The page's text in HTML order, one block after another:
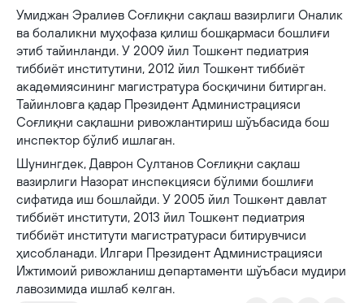
Умиджан Эралиев Соғлиқни сақлаш вазирлиги Оналик
ва болаликни муҳофаза қилиш бошқармаси бошлиғи
этиб тайинланди. У 2009 йил Тошкент педиатрия
тиббиёт институтини, 2012 йил Тошкент тиббиёт
академиясининг магистратура босқичини битирган.
Тайинловга қадар Президент Администрацияси
Соғлиқни сақлашни ривожлантириш шўъбасида бош
инспектор бўлиб ишлаган.
Шунингдек, Даврон Султанов Соғлиқни сақлаш
вазирлиги Назорат инспекцияси бўлими бошлиғи
сифатида иш бошлайди. У 2005 йил Тошкент давлат
тиббиёт институти, 2013 йил Тошкент педиатрия
тиббиёт институти магистратураси битирувчиси
ҳисобланади. Илгари Президент Администрацияси
Ижтимоий ривожланиш департаменти шўъбаси мудири
лавозимида ишлаб келган.